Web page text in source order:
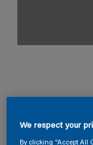
Globaxane Flex
We respect your
By clicking “Accept All